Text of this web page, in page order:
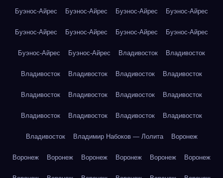
Буэнос-Айрес Буэнос-Айрес Буэнос-Айрес Буэнос-Айрес
Буэнос-Айрес Буэнос-Айрес Буэнос-Айрес Буэнос-Айрес
Буэнос-Айрес Буэнос-Айрес Владивосток Владивосток
Владивосток Владивосток Владивосток Владивосток
Владивосток Владивосток Владивосток Владивосток
Владивосток Владивосток Владивосток Владивосток
Владивосток Владимир Набоков — Лолита Воронеж
Воронеж Воронеж Воронеж Воронеж Воронеж Воронеж